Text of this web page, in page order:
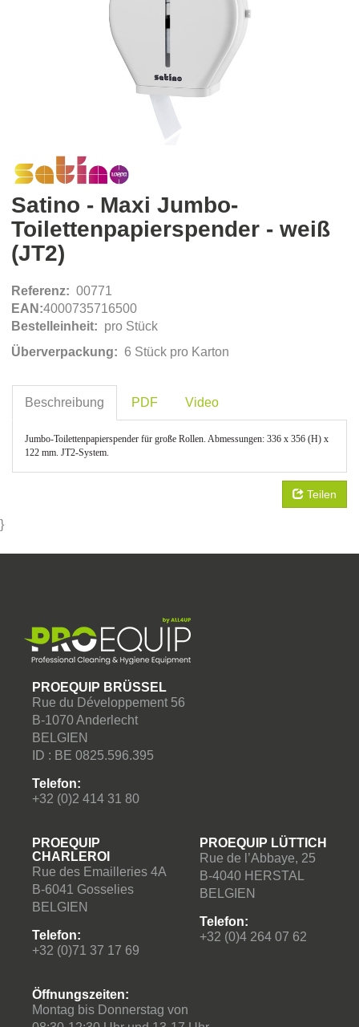
Satino - Maxi Jumbo-
Toilettenpapierspender - weiß
(JT2)
Referenz: 00771
EAN:4000735716500
Bestelleinheit: pro Stück
Überverpackung: 6 Stück pro Karton
Beschreibung PDF Video
Jumbo-Toilettenpapierspender für große Rollen. Abmessungen: 336 x 356 (H) x
122 mm. JT2-System.
Teilen
}
PROEQUIP BRÜSSEL
Rue du Développement 56
B-1070 Anderlecht
BELGIEN
ID : BE 0825.596.395
Telefon:
+32 (0)2 414 31 80
PROEQUIP
CHARLEROI
Rue des Emailleries 4A
B-6041 Gosselies
BELGIEN
Telefon:
+32 (0)71 37 17 69
PROEQUIP LÜTTICH
Rue de l’Abbaye, 25
B-4040 HERSTAL
BELGIEN
Telefon:
+32 (0)4 264 07 62
Öffnungszeiten:
Montag bis Donnerstag von